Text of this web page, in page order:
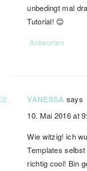
unbedingt mal
Tutorial! 😊
Antworten
VANESSA says
10. Mai 2016 at
Wie witzig! ich
Templates
richtig cool! Bin